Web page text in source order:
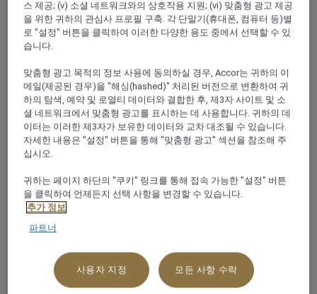
Kuredhivaru Island,, 20076, kuredhivaru, 몰디
브
+960 656 3000
레스토랑 소개
해변가 다이닝의 매력과 시원한 인도양의 바람이 로맨틱한
몰디브의 오버워터 레스토랑인 Bodumas에서 만납니다.
Mӧvenpick Resort Kuredhivaru Maldives의 오버워터 파
빌리온에 위치한 Bodumas는 바다와 해변의 멋진 전망을
선사하여 완벽한 서비스가 곁들여진 로맨틱한 디너에 안성
맞춤입니다. 인터내셔널한 향신료가 가미된 해산물에 캐주
얼한 우아함이 어우러진 배경이 더해져 더할 나위 없는 다이
스 제공; (v) 소셜 네트워크와의 상호작용 지원; (vi) 맞춤형 광고 제공
을 위한 귀하의 관심사 프로필 구축. 각 단말기(휴대폰, 컴퓨터 등)별
로 "설정" 버튼을 클릭하여 이러한 다양한 용도 중에서 선택할 수 있
습니다.
맞춤형 광고 목적의 정보 사용에 동의하실 경우, Accor는 귀하의 이
메일(제공된 경우)을 "해싱(hashed)" 처리된 버전으로 변환하여 귀
하의 탐색, 예약 및 로열티 데이터와 결합한 후, 제3자 사이트 및 소
셜 네트워크에서 맞춤형 광고를 표시하는 데 사용합니다. 귀하의 데
이터는 이러한 제3자가 보유한 데이터와 교차 대조될 수 있습니다.
자세한 내용은 "설정" 버튼을 통해 "맞춤형 광고" 섹션을 참조해 주
십시오.
귀하는 페이지 하단의 "쿠키" 링크를 통해 접속 가능한 "설정" 버튼
을 클릭하여 언제든지 선택 사항을 변경할 수 있습니다.
추가 정보
파트너
사용자 지정 모든 사항 수락